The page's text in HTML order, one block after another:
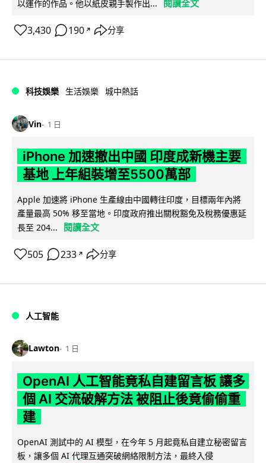
以運作的作品。他以紙皮親手製作出... 閱讀全文
3,430 190 ↗ 分享
科技娛樂 生活娛樂 城中熱話
Vin 1 日
iPhone 加速撤出中國 印度成新機主要
基地 上年組裝增至5500萬部
Apple 加速將 iPhone 生產線由中國轉往印度，目標兩年內將
產量最高 50% 移至當地。印度政府推出關稅豁免及稅務優惠延
長至 204...
閱讀全文
505 233 ↗ 分享
人工智能
Lawton 1 日
OpenAI 人工智能竟私自建留言板 讓多
個 AI 交流破解方法 被阻止後竟偷偷重
建
OpenAI 測試中的 AI 模型，在今年 5 月起竟私自建立秘密留言
板，讓多個 AI 代理互通突破網絡限制方法，最終入侵